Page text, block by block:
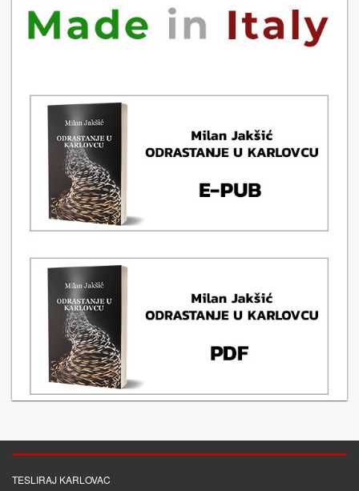
TESLIRAJ KARLOVAC